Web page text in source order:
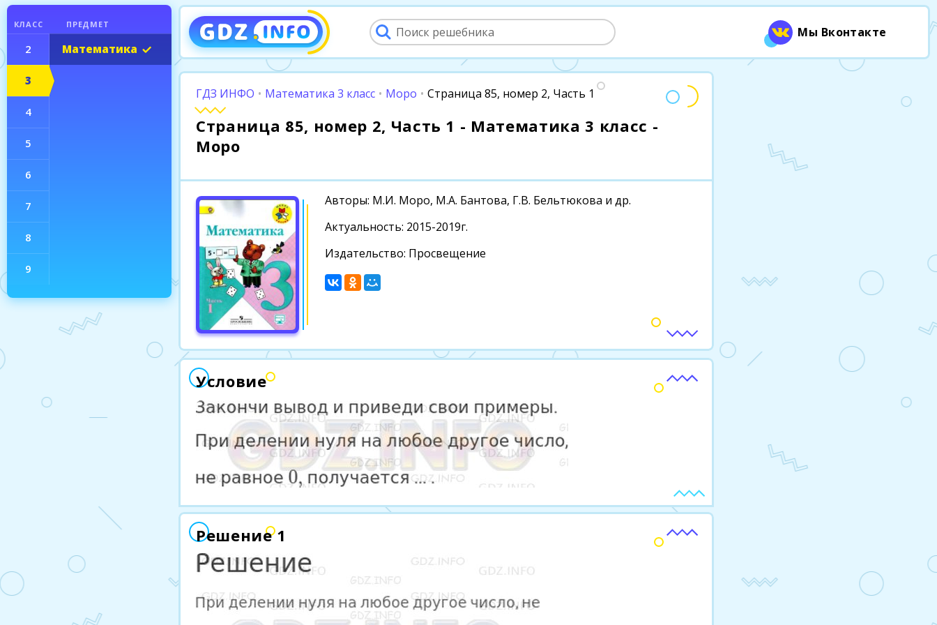
ГДЗ ИНФО • Математика 3 класс • Моро • Страница 85, номер 2, Часть 1
Страница 85, номер 2, Часть 1 - Математика 3 класс -
Моро
Авторы: М.И. Моро, М.А. Бантова, Г.В. Бельтюкова и др.
Актуальность: 2015-2019г.
Издательство: Просвещение
Условие
Решение 1
КЛАСС ПРЕДМЕТ
2
3
Математика
4
5
6
7
8
9
Мы Вконтакте